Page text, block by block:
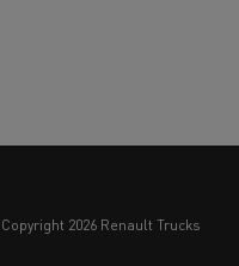
copyright 2026 Renault Trucks